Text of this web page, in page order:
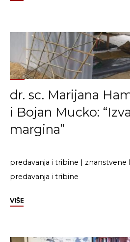
Future
2020
The
(Im)Penetrable
Barriers:
Borders
and
Migration
in
dr. sc. Marijana
i Bojan Mucko:
margina”
predavanja i tribine | znanstvene
predavanja i tribine
VIŠE"dr.
Hameršak